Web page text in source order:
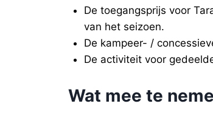
De toegangsprijs voor
van het seizoen.
De kampeer- /
De activiteit voor
Wat mee te